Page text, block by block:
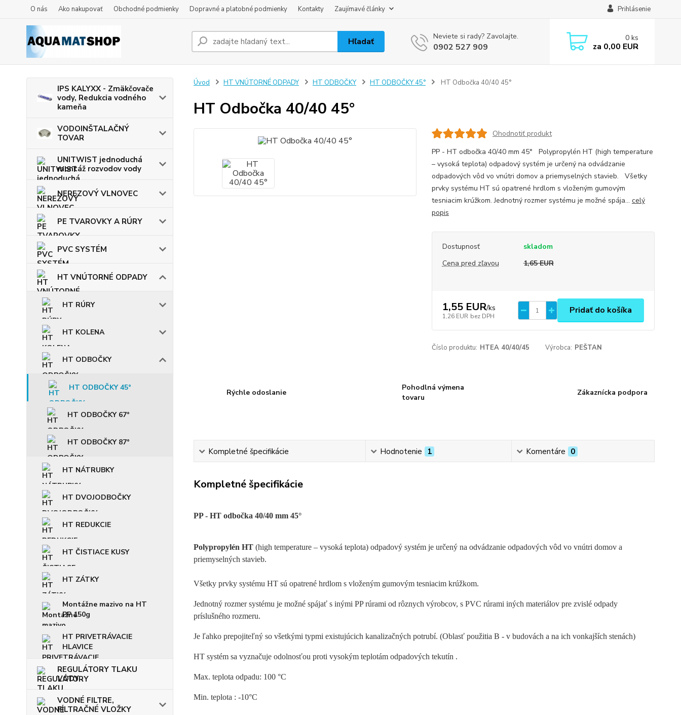
O nás Ako nakupovať Obchodné podmienky Dopravné a platobné podmienky Kontakty Zaujímavé články Prihlásenie
Hľadať Neviete si rady? Zavolajte.
0902 527 909
0 ks
za 0,00 EUR
IPS KALYXX - Zmäkčovače
vody, Redukcia vodného
kameňa
VODOINŠTALAČNÝ
TOVAR
UNITWIST jednoduchá
montáž rozvodov vody
NEREZOVÝ VLNOVEC
PE TVAROVKY A RÚRY
PVC SYSTÉM
HT VNÚTORNÉ ODPADY
HT RÚRY
HT KOLENA
HT ODBOČKY
HT ODBOČKY 45°
HT ODBOČKY 67°
HT ODBOČKY 87°
HT NÁTRUBKY
HT DVOJODBOČKY
HT REDUKCIE
HT ČISTIACE KUSY
HT ZÁTKY
Montážne mazivo na HT
PP 150g
HT PRIVETRÁVACIE
HLAVICE
REGULÁTORY TLAKU
VODY
VODNÉ FILTRE,
FILTRAČNÉ VLOŽKY
Úvod HT VNÚTORNÉ ODPADY HT ODBOČKY HT ODBOČKY 45° HT Odbočka 40/40 45°
HT Odbočka 40/40 45°
Ohodnotiť produkt
PP - HT odbočka 40/40 mm 45° Polypropylén HT (high temperature
– vysoká teplota) odpadový systém je určený na odvádzanie
odpadových vôd vo vnútri domov a priemyselných stavieb. Všetky
prvky systému HT sú opatrené hrdlom s vloženým gumovým
tesniacim krúžkom. Jednotný rozmer systému je možné spája... celý
popis
Dostupnosť
skladom
Cena pred zľavou
1,65 EUR
1,55 EUR/ks
1,26 EUR bez DPH
Pridať do košíka
Číslo produktu: HTEA 40/40/45 Výrobca: PEŠTAN
Rýchle odoslanie
Pohodlná výmena
tovaru
Zákaznícka podpora
Kompletné špecifikácie Hodnotenie 1 Komentáre 0
Kompletné špecifikácie
PP - HT odbočka 40/40 mm 45°
Polypropylén HT(high temperature – vysoká teplota) odpadový systém je určený na odvádzanie odpadových vôd vo vnútri domov a
priemyselných stavieb.
Všetky prvky systému HT sú opatrené hrdlom s vloženým gumovým tesniacim krúžkom.
Jednotný rozmer systému je možné spájať s inými PP rúrami od rôznych výrobcov, s PVC rúrami iných materiálov pre zvislé odpady
príslušného rozmeru.
Je ľahko prepojiteľný so všetkými typmi existujúcich kanalizačných potrubí. (Oblasť použitia B - v budovách a na ich vonkajších stenách)
HT systém sa vyznačuje odolnosťou proti vysokým teplotám odpadových tekutín .
Max. teplota odpadu: 100 °C
Min. teplota : -10°C